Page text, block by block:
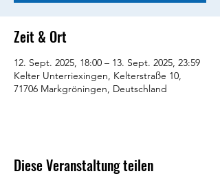
Zeit & Ort
12. Sept. 2025, 18:00 – 13. Sept. 2025, 23:59
Kelter Unterriexingen, Kelterstraße 10,
71706 Markgröningen, Deutschland
Diese Veranstaltung teilen